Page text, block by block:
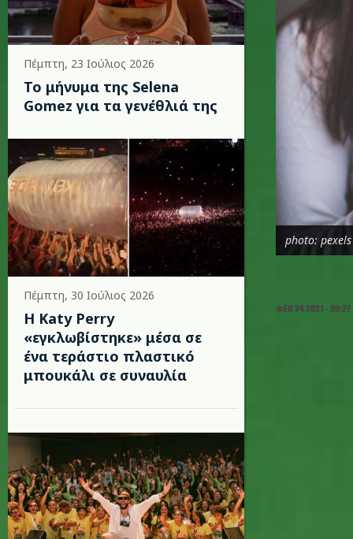
Πέμπτη, 23 Ιούλιος 2026
Το μήνυμα της Selena
Gomez για τα γενέθλιά της
Πέμπτη, 30 Ιούλιος 2026
H Katy Perry
«εγκλωβίστηκε» μέσα σε
ένα τεράστιο πλαστικό
μπουκάλι σε συναυλία
photo: pexels
ΦΕΒ 24 2021 - 09:27